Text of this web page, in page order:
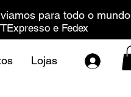
para todo o mundo
e Fedex
Lojas